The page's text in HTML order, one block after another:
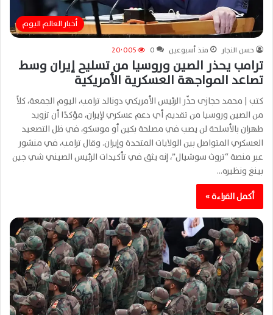
أخبار العالم اليوم
حسن النجار منذ أسبوعين 0 20٬005
ترامب يحذر الصين وروسيا من تسليح إيران وسط
تصاعد المواجهة العسكرية الأمريكية
كتب | محمد حجازى حذّر الرئيس الأمريكي دونالد ترامب، اليوم الجمعة، كلاً
من الصين وروسيا من تقديم أي دعم عسكري لإيران، مؤكدًا أن تزويد
طهران بالأسلحة لن يصب في مصلحة بكين أو موسكو، في ظل التصعيد
العسكري المتواصل بين الولايات المتحدة وإيران. وقال ترامب، في منشور
عبر منصة “تروث سوشيال”، إنه يثق في تأكيدات الرئيس الصيني شي جين
بينغ ونظيره…
أكمل القراءة »